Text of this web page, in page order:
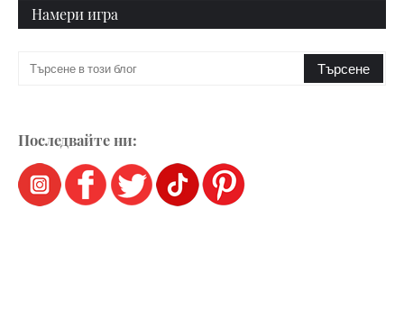
Намери игра
Последвайте ни: